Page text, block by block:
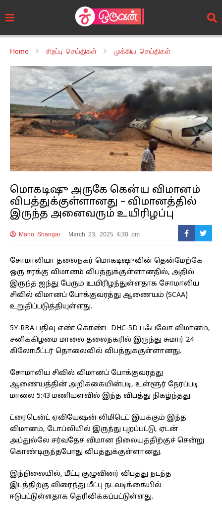
Home சிறப்பு செய்திகள் முக்கிய செய்திகள்
மொகடிஷு அருகே கென்ய விமானம்
விபத்துக்குள்ளானது – விமானத்தில்
இருந்த அனைவரும் உயிரிழப்பு
Mano Shangar March 23, 2025 4:30 pm
சோமாலியா தலைநகர் மொகடிஷுவின் தென்மேற்கே
ஒரு சரக்கு விமானம் விபத்துக்குள்ளானதில், அதில்
இருந்த ஐந்து பேரும் உயிரிழந்துள்ளதாக சோமாலிய
சிவில் விமானப் போக்குவரத்து ஆணையம் (SCAA)
உறுதிப்படுத்தியுள்ளது.
5Y-RBA பதிவு எண் கொண்ட DHC-5D பஃபலோ விமானம்,
சனிக்கிழமை மாலை தலைநகரில் இருந்து சுமார் 24
கிலோமீட்டர் தொலைவில் விபத்துக்குள்ளானது.
சோமாலிய சிவில் விமானப் போக்குவரத்து
ஆணையத்தின் அறிக்கையின்படி, உள்ளூர் நேரப்படி
மாலை 5:43 மணியளவில் இந்த விபத்து நிகழ்ந்தது.
ட்ரைடென்ட் ஏவியேஷன் லிமிடெட் இயக்கும் இந்த
விமானம், டோப்லியில் இருந்து புறப்பட்டு, ஏடன்
அப்துல்லே சர்வதேச விமான நிலையத்திற்குச் சென்று
கொண்டிருந்தபோது விபத்துக்குள்ளானது.
இந்நிலையில், மீட்பு குழுவினர் விபத்து நடந்த
இடத்திற்கு விரைந்து மீட்பு நடவடிக்கையில்
ஈடுபட்டுள்ளதாக தெரிவிக்கப்பட்டுள்ளது.